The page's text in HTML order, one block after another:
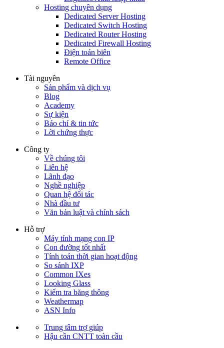
Hosting chuyên dụng
Dedicated Server Hosting
Dedicated Switch Hosting
Dedicated Router Hosting
Dedicated Firewall Hosting
Điện toán biên
Remote Office
Tài nguyên
Sản phẩm và dịch vụ
Blog
Academy
Sự kiện
Báo chí & tin tức
Lời chứng thực
Công ty
Về chúng tôi
Liên hệ
Lãnh đạo
Nghề nghiệp
Quan hệ đối tác
Nhà đầu tư
Văn bản luật và chính sách
Hỗ trợ
Máy tính mạng con IP
Con đường tốt nhất
Tính toán thời gian hoạt động
So sánh IXP
Common IXes
Looking Glass
Kiểm tra băng thông
Weathermap
ASN Info
Trung tâm trợ giúp
Hậu cần CNTT toàn cầu